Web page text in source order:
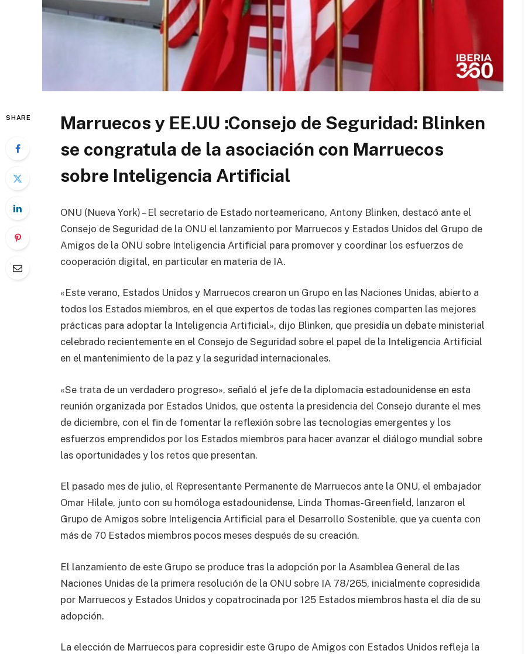
SHARE
Marruecos y EE.UU :Consejo de Seguridad: Blinken
se congratula de la asociación con Marruecos
sobre Inteligencia Artificial
ONU (Nueva York) – El secretario de Estado norteamericano, Antony Blinken, destacó ante el
Consejo de Seguridad de la ONU el lanzamiento por Marruecos y Estados Unidos del Grupo de
Amigos de la ONU sobre Inteligencia Artificial para promover y coordinar los esfuerzos de
cooperación digital, en particular en materia de IA.
«Este verano, Estados Unidos y Marruecos crearon un Grupo en las Naciones Unidas, abierto a
todos los Estados miembros, en el que expertos de todas las regiones comparten las mejores
prácticas para adoptar la Inteligencia Artificial», dijo Blinken, que presidía un debate ministerial
celebrado recientemente en el Consejo de Seguridad sobre el papel de la Inteligencia Artificial
en el mantenimiento de la paz y la seguridad internacionales.
«Se trata de un verdadero progreso», señaló el jefe de la diplomacia estadounidense en esta
reunión organizada por Estados Unidos, que ostenta la presidencia del Consejo durante el mes
de diciembre, con el fin de fomentar la reflexión sobre las tecnologías emergentes y los
esfuerzos emprendidos por los Estados miembros para hacer avanzar el diálogo mundial sobre
las oportunidades y los retos que presentan.
El pasado mes de julio, el Representante Permanente de Marruecos ante la ONU, el embajador
Omar Hilale, junto con su homóloga estadounidense, Linda Thomas-Greenfield, lanzaron el
Grupo de Amigos sobre Inteligencia Artificial para el Desarrollo Sostenible, que ya cuenta con
más de 70 Estados miembros pocos meses después de su creación.
El lanzamiento de este Grupo se produce tras la adopción por la Asamblea General de las
Naciones Unidas de la primera resolución de la ONU sobre IA 78/265, inicialmente copresidida
por Marruecos y Estados Unidos y copatrocinada por 125 Estados miembros hasta el día de su
adopción.
La elección de Marruecos para copresidir este Grupo de Amigos con Estados Unidos refleja la